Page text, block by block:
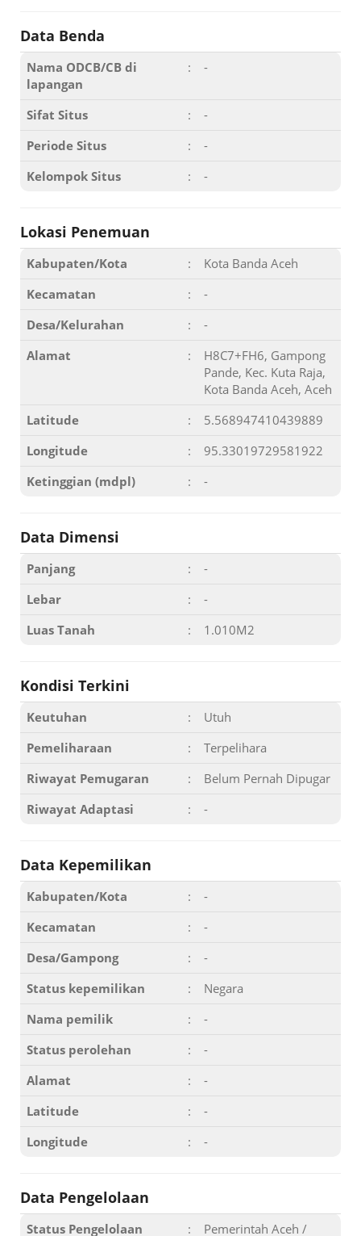
Data Benda
Nama ODCB/CB di
lapangan
: -
Sifat Situs :
-
Periode Situs
:
-
Kelompok Situs
: -
Lokasi Penemuan
Kabupaten/Kota :
Kota Banda Aceh
Kecamatan
:
-
Desa/Kelurahan
:
-
Alamat
:
H8C7+FH6, Gampong
Pande, Kec. Kuta Raja,
Kota Banda Aceh, Aceh
Latitude
:
5.568947410439889
Longitude
:
95.33019729581922
Ketinggian (mdpl)
: -
Data Dimensi
Panjang :
-
Lebar
:
-
Luas Tanah
: 1.010M2
Kondisi Terkini
Keutuhan :
Utuh
Pemeliharaan
:
Terpelihara
Riwayat Pemugaran
:
Belum Pernah Dipugar
Riwayat Adaptasi
: -
Data Kepemilikan
Kabupaten/Kota :
-
Kecamatan
:
-
Desa/Gampong
:
-
Status kepemilikan
:
Negara
Nama pemilik
:
-
Status perolehan
:
-
Alamat
:
-
Latitude
:
-
Longitude
: -
Data Pengelolaan
Status Pengelolaan : Pemerintah Aceh /